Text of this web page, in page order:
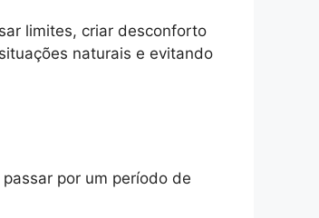
limites, criar desconforto
naturais e evitando
por um período de